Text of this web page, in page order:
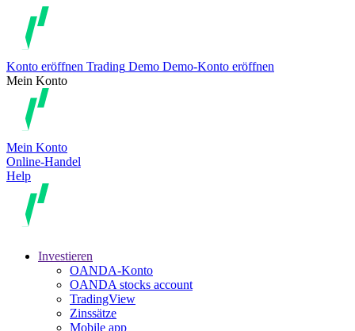
Konto eröffnen Trading Demo Demo-Konto eröffnen
Mein Konto
Mein Konto
Online-Handel
Help
Investieren
OANDA-Konto
OANDA stocks account
TradingView
Zinssätze
Mobile app